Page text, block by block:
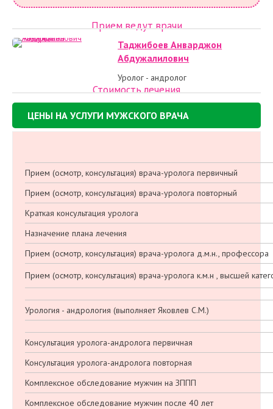
Прием ведут врачи
Таджибоев Анварджон
Абдужалилович
Уролог - андролог
Стоимость лечения
ЦЕНЫ НА УСЛУГИ МУЖСКОГО ВРАЧА
Прием (осмотр, консультация) врача-уролога первичный
Прием (осмотр, консультация) врача-уролога повторный
Краткая консультация уролога
Назначение плана лечения
Прием (осмотр, консультация) врача-уролога д.м.н., профессора
Прием (осмотр, консультация) врача-уролога к.м.н , высшей
Урология - андрология (выполняет Яковлев С.М.)
Консультация уролога-андролога первичная
Консультация уролога-андролога повторная
Комплексное обследование мужчин на ЗППП
Комплексное обследование мужчин после 40 лет